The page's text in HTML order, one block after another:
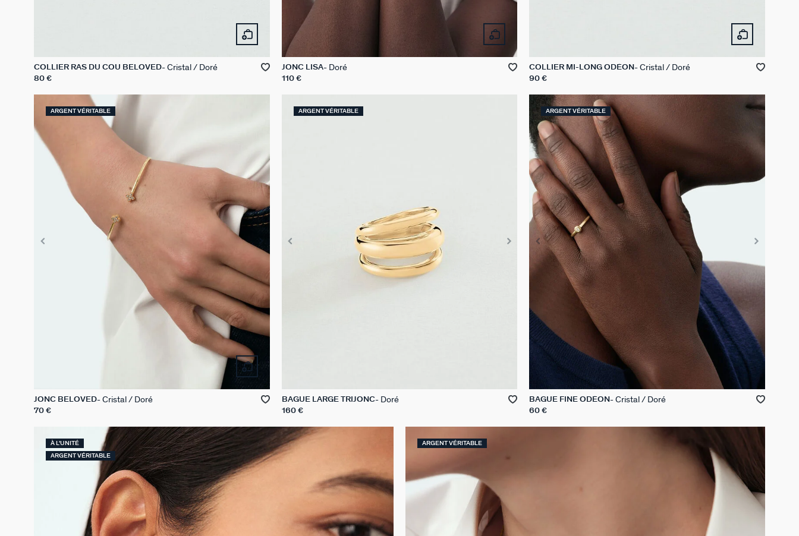
COLLIER RAS DU COU BELOVED Cristal / Doré
80 €
JONC LISA Doré
110 €
COLLIER MI-LONG ODÉON Cristal / Doré
90 €
ARGENT VÉRITABLE
JONC BELOVED Cristal / Doré
70 €
ARGENT VÉRITABLE
BAGUE LARGE TRIJONC Doré
160 €
ARGENT VÉRITABLE
BAGUE FINE ODÉON Cristal / Doré
60 €
À L'UNITÉ
ARGENT VÉRITABLE
ARGENT VÉRITABLE